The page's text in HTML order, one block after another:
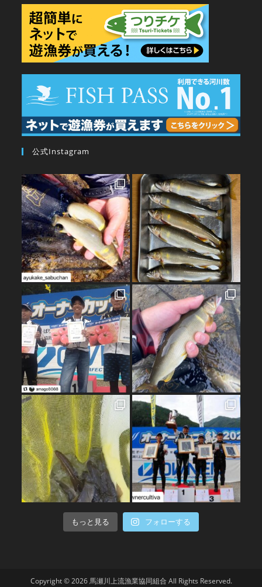
公式Instagram
もっと見る フォローする
Copyright © 2026 馬瀬川上流漁業協同組合 All Rights Reserved.